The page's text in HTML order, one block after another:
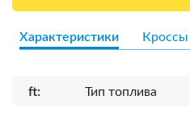
Характеристики Кроссы
ft: Тип топлива